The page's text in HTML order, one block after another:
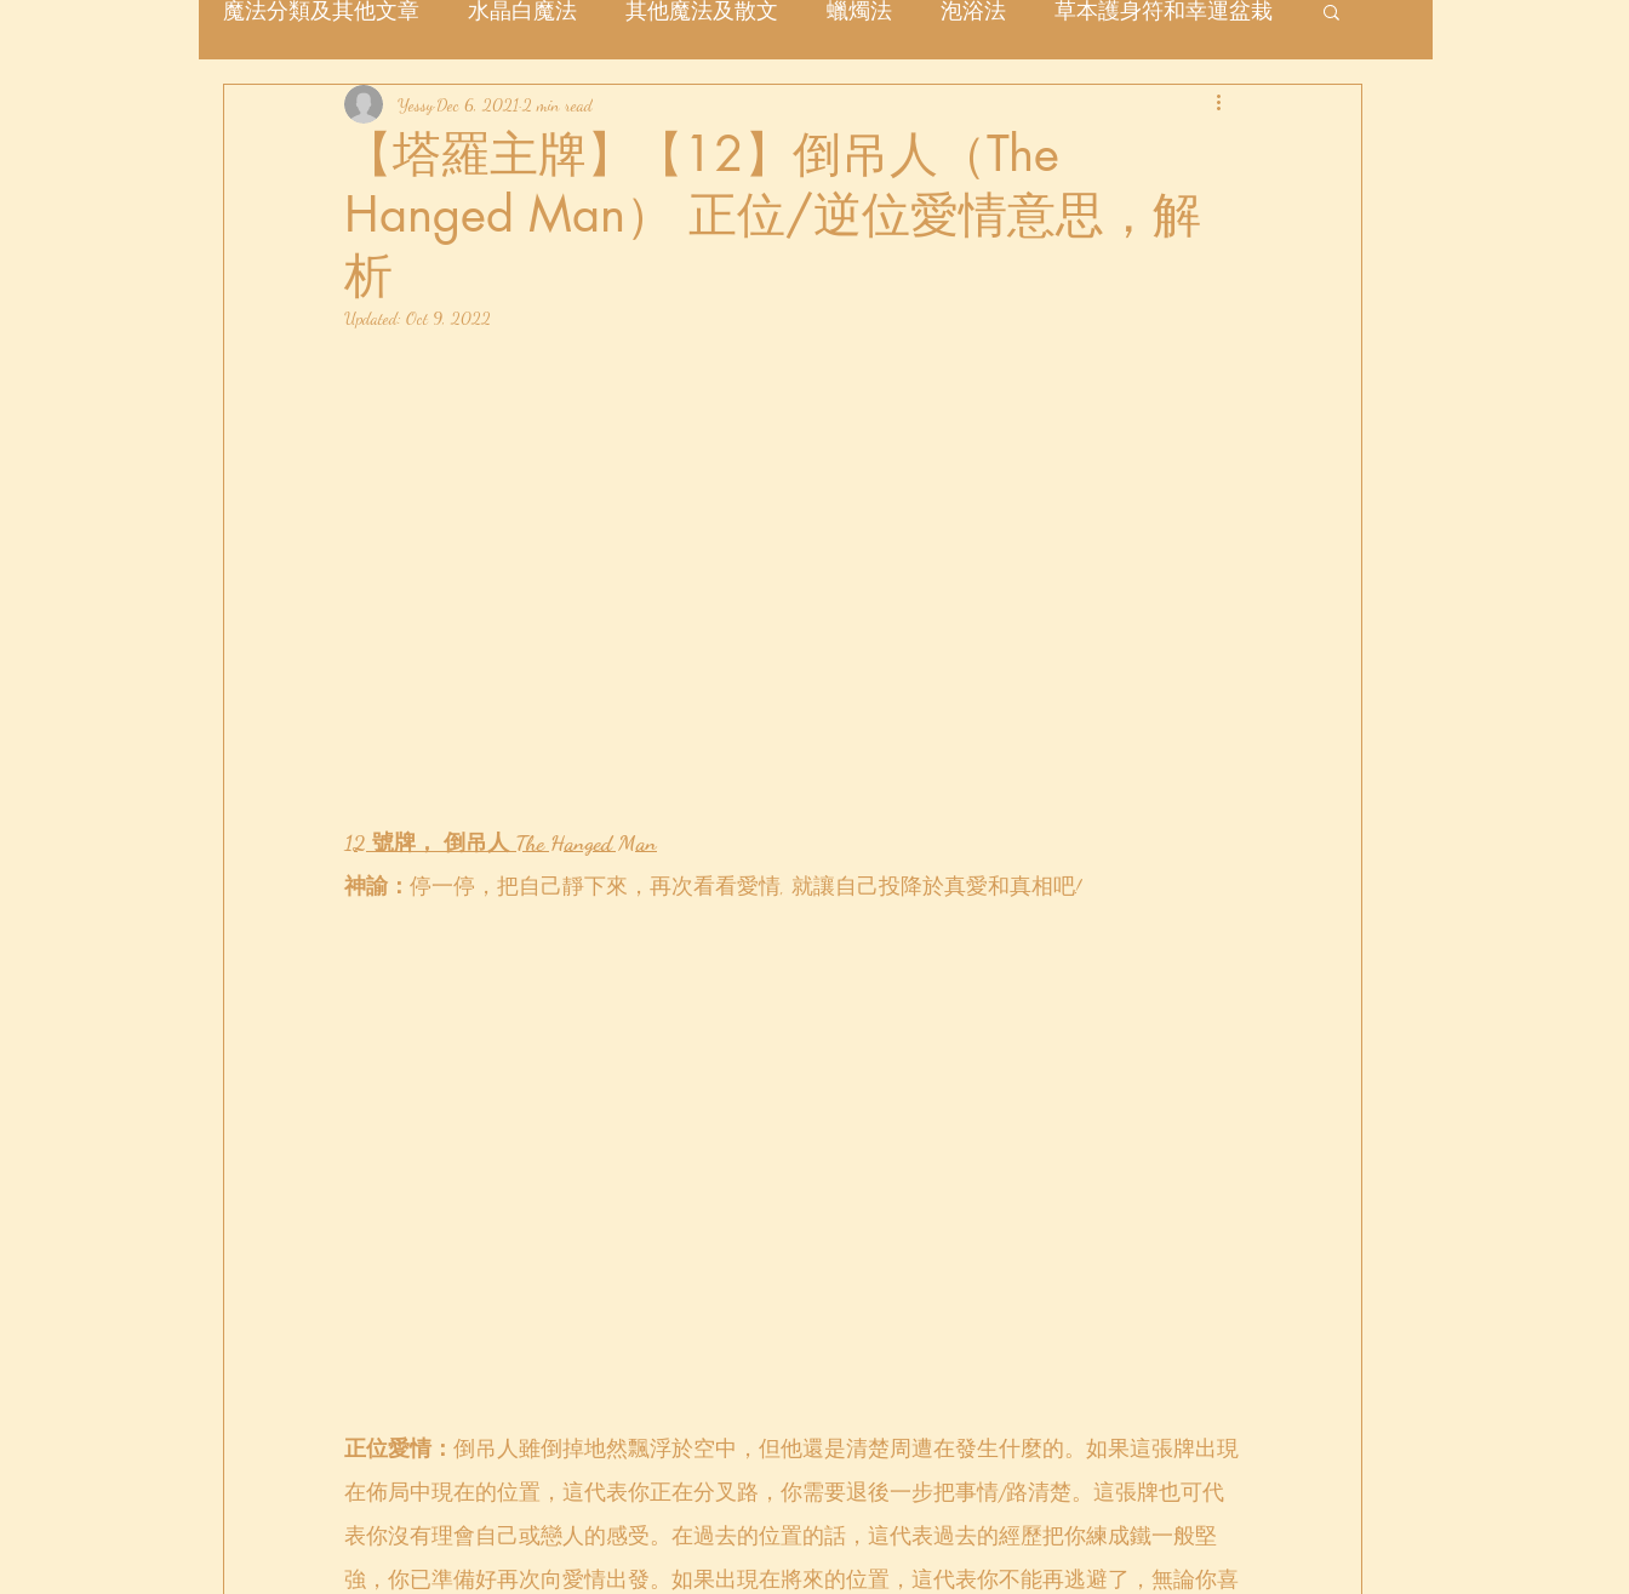
魔法分類及其他文章 水晶白魔法 其他魔法及散文 蠟燭法 泡浴法 草本護身符和幸運盆栽
魔法許願瓶 魔法粉 塔羅占卜
【塔羅主牌】【12】倒吊人（The
Hanged Man） 正位/逆位愛情意思，解
析
Yessy Dec 6, 20212 min read
Updated: Oct 9, 2022
12 號牌， 倒吊人 The Hanged Man
神諭： 停一停，把自己靜下來，再次看看愛情, 就讓自己投降於真愛和真相吧!
正位愛情： 倒吊人雖倒掉地然飄浮於空中，但他還是清楚周遭在發生什麼的。如果這張牌出現
在佈局中現在的位置，這代表你正在分叉路，你需要退後一步把事情/路清楚。這張牌也可代
表你沒有理會自己或戀人的感受。在過去的位置的話，這代表過去的經歷把你練成鐵一般堅
強，你已準備好再次向愛情出發。如果出現在將來的位置，這代表你不能再逃避了，無論你喜